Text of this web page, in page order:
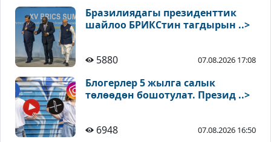
Бразилиядагы президенттик
шайлоо БРИКСтин тагдырын ..>
5880 07.08.2026 17:08
Блогерлер 5 жылга салык
төлөөдөн бошотулат. Презид ..>
6948 07.08.2026 16:50